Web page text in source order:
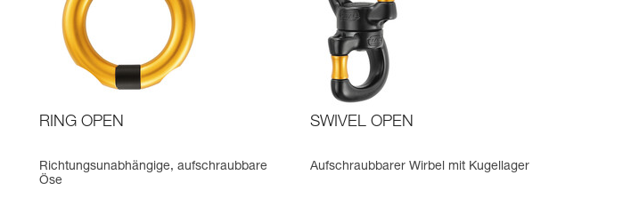
RING OPEN
Richtungsunabhängige, aufschraubbare
Öse
SWIVEL OPEN
Aufschraubbarer Wirbel mit Kugellager